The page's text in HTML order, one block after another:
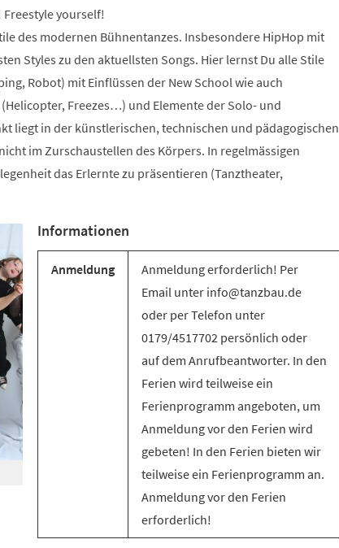
yourself!
des modernen Bühnentanzes. Insbesondere HipHop mit
Styles zu den aktuellsten Songs. Hier lernst Du alle Stile
Robot) mit Einflüssen der New School wie auch
Freezes…) und Elemente der Solo- und
liegt in der künstlerischen, technischen und pädagogischen
im Zurschaustellen des Körpers. In regelmässigen
das Erlernte zu präsentieren (Tanztheater,
Informationen
Anmeldung
Anmeldung erforderlich! Per
Email unter info@tanzbau.de
oder per Telefon unter
0179/4517702 persönlich oder
auf dem Anrufbeantworter. In den
Ferien wird teilweise ein
Ferienprogramm angeboten, um
Anmeldung vor den Ferien wird
gebeten! In den Ferien bieten wir
teilweise ein Ferienprogramm an.
Anmeldung vor den Ferien
erforderlich!